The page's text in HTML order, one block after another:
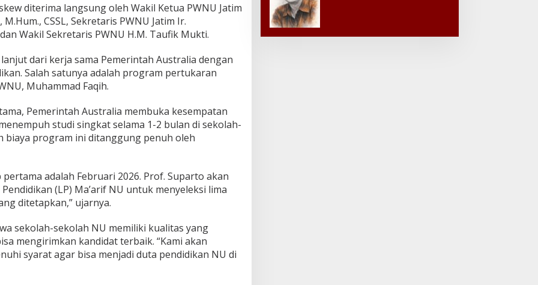
diterima langsung oleh Wakil Ketua PWNU Jatim
CSSL, Sekretaris PWNU Jatim Ir.
Wakil Sekretaris PWNU H.M. Taufik Mukti.
dari kerja sama Pemerintah Australia dengan
Salah satunya adalah program pertukaran
Muhammad Faqih.
Pemerintah Australia membuka kesempatan
studi singkat selama 1-2 bulan di sekolah-
biaya program ini ditanggung penuh oleh
adalah Februari 2026. Prof. Suparto akan
(LP) Ma’arif NU untuk menyeleksi lima
ditetapkan,” ujarnya.
sekolah-sekolah NU memiliki kualitas yang
mengirimkan kandidat terbaik. “Kami akan
syarat agar bisa menjadi duta pendidikan NU di